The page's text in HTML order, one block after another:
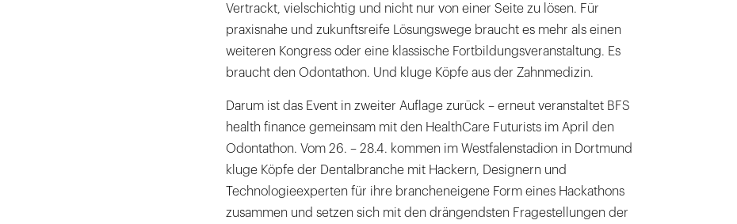
Vertrackt, vielschichtig und nicht nur von einer Seite zu lösen. Für
praxisnahe und zukunftsreife Lösungswege braucht es mehr als einen
weiteren Kongress oder eine klassische Fortbildungsveranstaltung. Es
braucht den Odontathon. Und kluge Köpfe aus der Zahnmedizin.
Darum ist das Event in zweiter Auflage zurück – erneut veranstaltet BFS
health finance gemeinsam mit den HealthCare Futurists im April den
Odontathon. Vom 26. – 28.4. kommen im Westfalenstadion in Dortmund
kluge Köpfe der Dentalbranche mit Hackern, Designern und
Technologieexperten für ihre brancheneigene Form eines Hackathons
zusammen und setzen sich mit den drängendsten Fragestellungen der